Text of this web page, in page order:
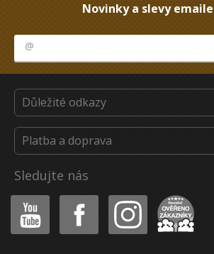
Novinky a slevy
Důležité odkazy
Platba a doprava
Sledujte nás
Youtube Facebook Instagram Heureka